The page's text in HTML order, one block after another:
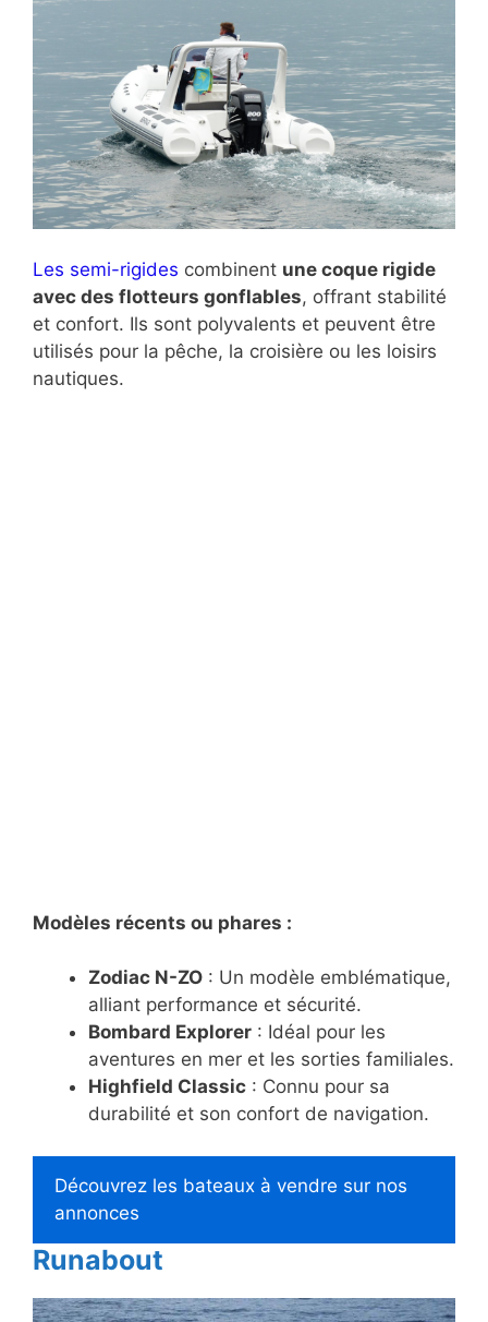
Les semi-rigides combinent une coque rigide
avec des flotteurs gonflables, offrant stabilité
et confort. Ils sont polyvalents et peuvent être
utilisés pour la pêche, la croisière ou les loisirs
nautiques.
Modèles récents ou phares :
Zodiac N-ZO : Un modèle emblématique,
alliant performance et sécurité.
Bombard Explorer : Idéal pour les
aventures en mer et les sorties familiales.
Highfield Classic : Connu pour sa
durabilité et son confort de navigation.
Découvrez les bateaux à vendre sur nos
annonces
Runabout